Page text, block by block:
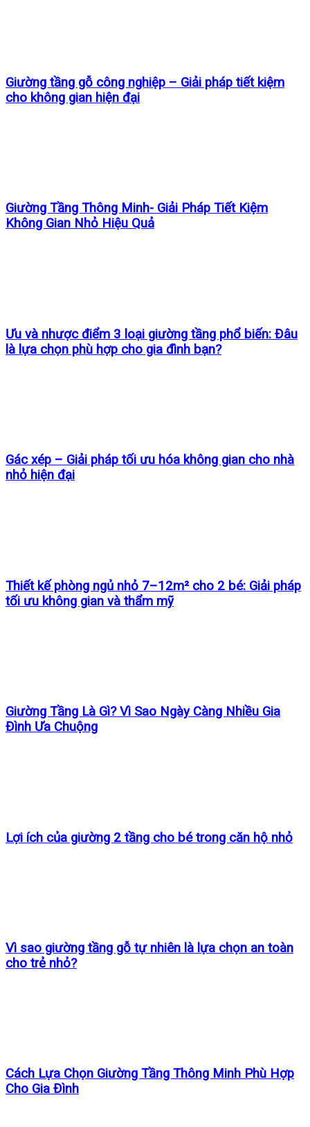
Giường tầng gỗ công nghiệp – Giải pháp tiết kiệm
cho không gian hiện đại
Giường Tầng Thông Minh- Giải Pháp Tiết Kiệm
Không Gian Nhỏ Hiệu Quả
Ưu và nhược điểm 3 loại giường tầng phổ biến: Đâu
là lựa chọn phù hợp cho gia đình bạn?
Gác xép – Giải pháp tối ưu hóa không gian cho nhà
nhỏ hiện đại
Thiết kế phòng ngủ nhỏ 7–12m² cho 2 bé: Giải pháp
tối ưu không gian và thẩm mỹ
Giường Tầng Là Gì? Vì Sao Ngày Càng Nhiều Gia
Đình Ưa Chuộng
Lợi ích của giường 2 tầng cho bé trong căn hộ nhỏ
Vì sao giường tầng gỗ tự nhiên là lựa chọn an toàn
cho trẻ nhỏ?
Cách Lựa Chọn Giường Tầng Thông Minh Phù Hợp
Cho Gia Đình